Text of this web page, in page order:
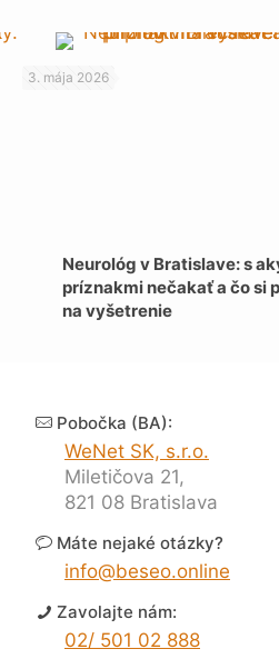
3. mája 2026
Neurológ v Bratislave: s
príznakmi nečakať a čo si
na vyšetrenie
Pobočka (BA):
WeNet SK, s.r.o.
Miletičova 21,
821 08 Bratislava
Máte nejaké otázky?
info@beseo.online
Zavolajte nám:
02/ 501 02 888